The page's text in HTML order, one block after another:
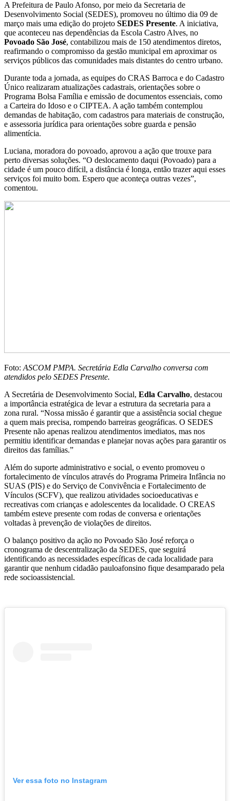
A Prefeitura de Paulo Afonso, por meio da Secretaria de
Desenvolvimento Social (SEDES), promoveu no último dia 09 de
março mais uma edição do projeto SEDES Presente. A iniciativa,
que aconteceu nas dependências da Escola Castro Alves, no
Povoado São José, contabilizou mais de 150 atendimentos diretos,
reafirmando o compromisso da gestão municipal em aproximar os
serviços públicos das comunidades mais distantes do centro urbano.
Durante toda a jornada, as equipes do CRAS Barroca e do Cadastro
Único realizaram atualizações cadastrais, orientações sobre o
Programa Bolsa Família e emissão de documentos essenciais, como
a Carteira do Idoso e o CIPTEA. A ação também contemplou
demandas de habitação, com cadastros para materiais de construção,
e assessoria jurídica para orientações sobre guarda e pensão
alimentícia.
Luciana, moradora do povoado, aprovou a ação que trouxe para
perto diversas soluções. “O deslocamento daqui (Povoado) para a
cidade é um pouco difícil, a distância é longa, então trazer aqui esses
serviços foi muito bom. Espero que aconteça outras vezes”,
comentou.
Foto: ASCOM PMPA. Secretária Edla Carvalho conversa com
atendidos pelo SEDES Presente.
A Secretária de Desenvolvimento Social, Edla Carvalho, destacou
a importância estratégica de levar a estrutura da secretaria para a
zona rural. “Nossa missão é garantir que a assistência social chegue
a quem mais precisa, rompendo barreiras geográficas. O SEDES
Presente não apenas realizou atendimentos imediatos, mas nos
permitiu identificar demandas e planejar novas ações para garantir os
direitos das famílias.”
Além do suporte administrativo e social, o evento promoveu o
fortalecimento de vínculos através do Programa Primeira Infância no
SUAS (PIS) e do Serviço de Convivência e Fortalecimento de
Vínculos (SCFV), que realizou atividades socioeducativas e
recreativas com crianças e adolescentes da localidade. O CREAS
também esteve presente com rodas de conversa e orientações
voltadas à prevenção de violações de direitos.
O balanço positivo da ação no Povoado São José reforça o
cronograma de descentralização da SEDES, que seguirá
identificando as necessidades específicas de cada localidade para
garantir que nenhum cidadão pauloafonsino fique desamparado pela
rede socioassistencial.
Ver essa foto no Instagram